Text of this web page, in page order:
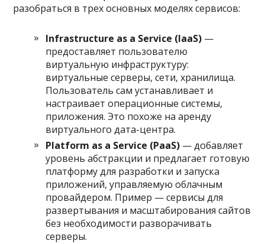
разобраться в трех основных моделях сервисов:
Infrastructure as a Service (IaaS) —
предоставляет пользователю
виртуальную инфраструктуру:
виртуальные серверы, сети, хранилища.
Пользователь сам устанавливает и
настраивает операционные системы,
приложения. Это похоже на аренду
виртуального дата-центра.
Platform as a Service (PaaS) — добавляет
уровень абстракции и предлагает готовую
платформу для разработки и запуска
приложений, управляемую облачным
провайдером. Пример — сервисы для
развертывания и масштабирования сайтов
без необходимости разворачивать
серверы.